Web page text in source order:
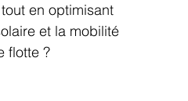
en optimisant
et la mobilité
flotte ?